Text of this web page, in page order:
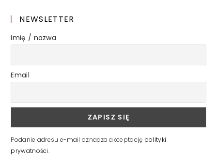
NEWSLETTER
Imię / nazwa
Email
Podanie adresu e-mail oznacza akceptację polityki
prywatności.